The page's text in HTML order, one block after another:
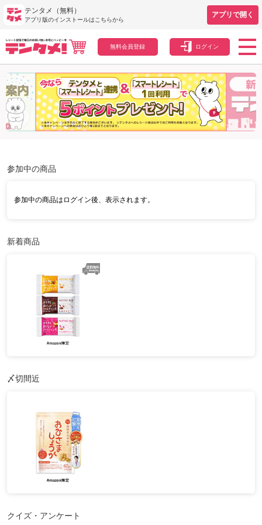
テンタメ（無料）
アプリ版のインストールはこちらから
アプリで開く
無料会員登録 ログイン
参加中の商品
参加中の商品はログイン後、表示されます。
新着商品
〆切間近
クイズ・アンケート